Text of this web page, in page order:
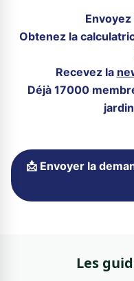
Obtenez la
Recevez la
Déjà 17000
📩 Envoyer la
Les